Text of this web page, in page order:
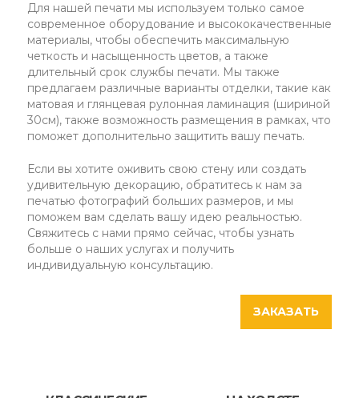
Для нашей печати мы используем только самое
современное оборудование и высококачественные
материалы, чтобы обеспечить максимальную
четкость и насыщенность цветов, а также
длительный срок службы печати. Мы также
предлагаем различные варианты отделки, такие как
матовая и глянцевая рулонная ламинация (шириной
30см), также возможность размещения в рамках, что
поможет дополнительно защитить вашу печать.
Если вы хотите оживить свою стену или создать
удивительную декорацию, обратитесь к нам за
печатью фотографий больших размеров, и мы
поможем вам сделать вашу идею реальностью.
Свяжитесь с нами прямо сейчас, чтобы узнать
больше о наших услугах и получить
индивидуальную консультацию.
ЗАКАЗАТЬ